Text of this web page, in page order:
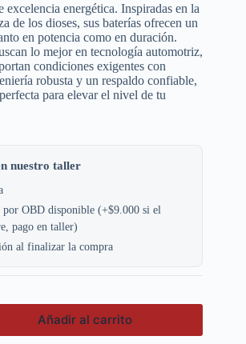
energética. Inspiradas en la
de los dioses, sus baterías ofrecen un
en potencia como en duración.
lo mejor en tecnología automotriz,
condiciones exigentes con
robusta y un respaldo confiable,
para elevar el nivel de tu
nuestro taller
por OBD disponible (+$9.000 si el
pago en taller)
al finalizar la compra
Añadir al carrito